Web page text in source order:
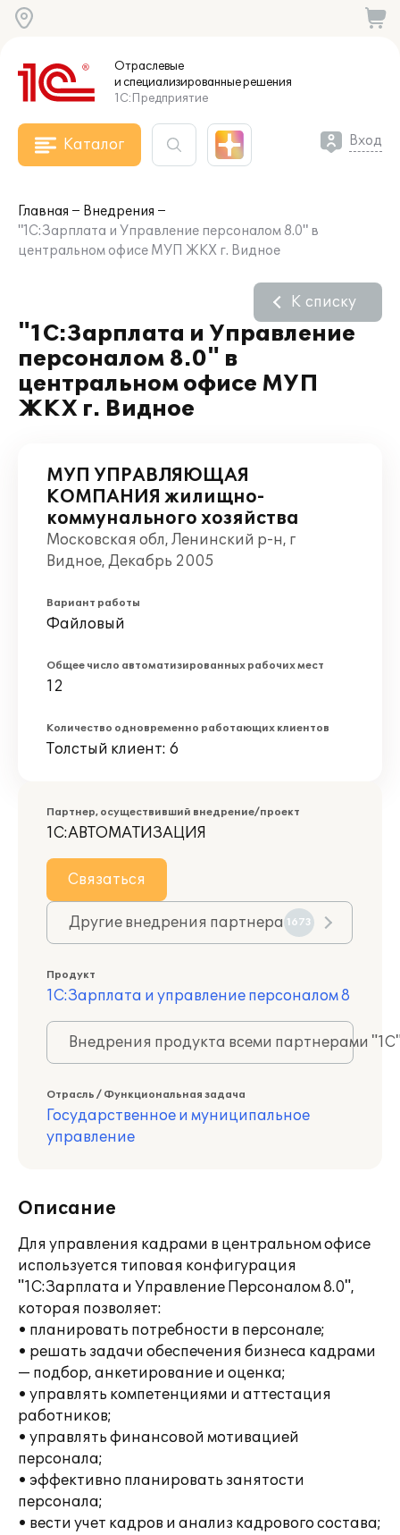
Отраслевые
и специализированныерешения
1С:Предприятие
Каталог Вход
Главная
Внедрения
"1С:Зарплата и Управление персоналом 8.0" в
центральном офисе МУП ЖКХ г. Видное
"1С:Зарплата и Управление
персоналом 8.0" в
центральном офисе МУП
ЖКХ г. Видное
К списку
МУП УПРАВЛЯЮЩАЯ
КОМПАНИЯ жилищно-
коммунального хозяйства
Московская обл, Ленинский р-н, г
Видное, Декабрь 2005
Вариант работы
Файловый
Общее число автоматизированных рабочих мест
12
Количество одновременно работающих клиентов
Толстый клиент: 6
Партнер, осуществивший внедрение/проект
1С:АВТОМАТИЗАЦИЯ
Связаться
Другие внедрения партнера 1673
Продукт
1С:Зарплата и управление персоналом 8
Внедрения продукта всеми партнерами
Отрасль / Функциональная задача
Государственное и муниципальное
управление
Описание
Для управления кадрами в центральном офисе
используется типовая конфигурация
"1С:Зарплата и Управление Персоналом 8.0",
которая позволяет:
• планировать потребности в персонале;
• решать задачи обеспечения бизнеса кадрами
— подбор, анкетирование и оценка;
• управлять компетенциями и аттестация
работников;
• управлять финансовой мотивацией
персонала;
• эффективно планировать занятости
персонала;
• вести учет кадров и анализ кадрового состава;